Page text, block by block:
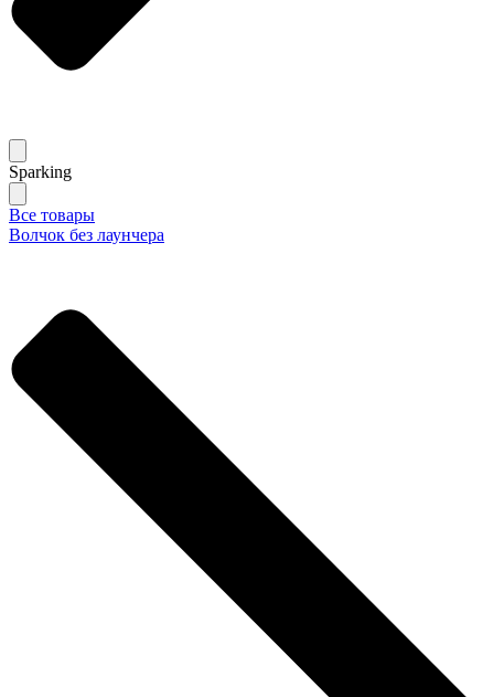
Sparking
Все товары
Волчок без лаунчера